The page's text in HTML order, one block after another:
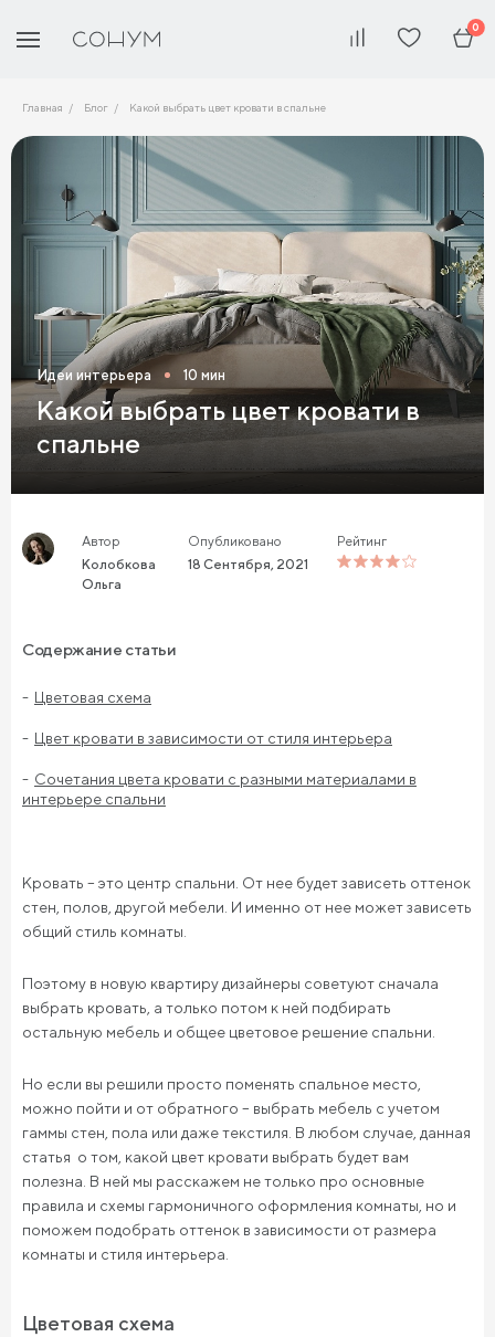
0
Главная Блог Какой выбрать цвет кровати в спальне
Идеи интерьера 10 мин
Какой выбрать цвет кровати в
спальне
Автор
Колобкова
Ольга
Опубликовано
18 Сентября, 2021
Рейтинг
Содержание статьи
Цветовая схема
Цвет кровати в зависимости от стиля интерьера
Сочетания цвета кровати с разными материалами в
интерьере спальни
Кровать – это центр спальни. От нее будет зависеть оттенок
стен, полов, другой мебели. И именно от нее может зависеть
общий стиль комнаты.
Поэтому в новую квартиру дизайнеры советуют сначала
выбрать кровать, а только потом к ней подбирать
остальную мебель и общее цветовое решение спальни.
Но если вы решили просто поменять спальное место,
можно пойти и от обратного – выбрать мебель с учетом
гаммы стен, пола или даже текстиля. В любом случае, данная
статья о том, какой цвет кровати выбрать будет вам
полезна. В ней мы расскажем не только про основные
правила и схемы гармоничного оформления комнаты, но и
поможем подобрать оттенок в зависимости от размера
комнаты и стиля интерьера.
Цветовая схема